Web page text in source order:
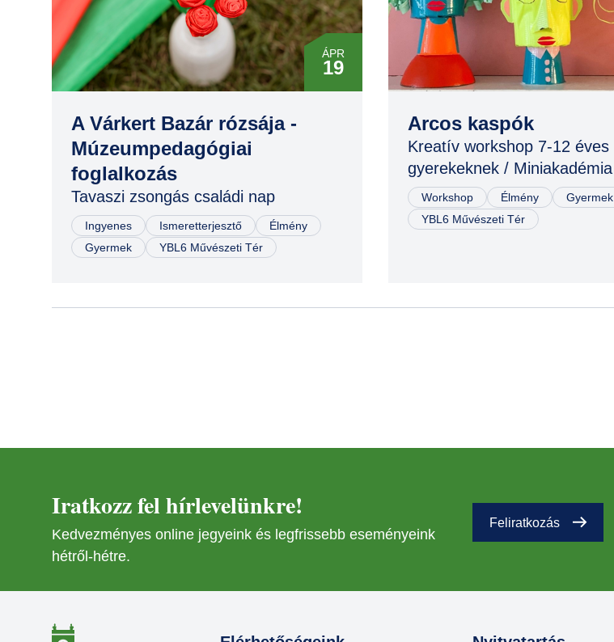
ÁPR
19
A Várkert Bazár rózsája -
Múzeumpedagógiai
foglalkozás
Tavaszi zsongás családi nap
Ingyenes Ismeretterjesztő
Élmény
Gyermek
YBL6 Művészeti Tér
Arcos kaspók
Kreatív workshop 7-12 éves
gyerekeknek / Miniakadémia
Workshop Élmény
Gyermek
YBL6 Művészeti Tér
Iratkozz fel hírlevelünkre!
Kedvezményes online jegyeink és legfrissebb eseményeink
hétről-hétre.
Feliratkozás